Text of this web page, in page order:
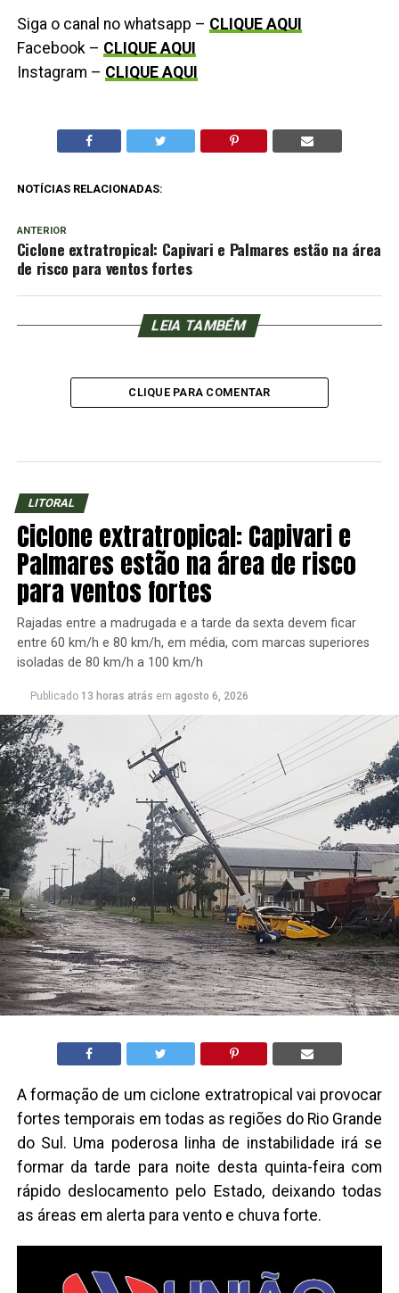
Siga o canal no whatsapp – CLIQUE AQUI
Facebook – CLIQUE AQUI
Instagram – CLIQUE AQUI
NOTÍCIAS RELACIONADAS:
ANTERIOR
Ciclone extratropical: Capivari e Palmares estão na área
de risco para ventos fortes
LEIA TAMBÉM
CLIQUE PARA COMENTAR
LITORAL
Ciclone extratropical: Capivari e
Palmares estão na área de risco
para ventos fortes
Rajadas entre a madrugada e a tarde da sexta devem ficar
entre 60 km/h e 80 km/h, em média, com marcas superiores
isoladas de 80 km/h a 100 km/h
Publicado 13 horas atrás em agosto 6, 2026
A formação de um ciclone extratropical vai provocar
fortes temporais em todas as regiões do Rio Grande
do Sul. Uma poderosa linha de instabilidade irá se
formar da tarde para noite desta quinta-feira com
rápido deslocamento pelo Estado, deixando todas
as áreas em alerta para vento e chuva forte.